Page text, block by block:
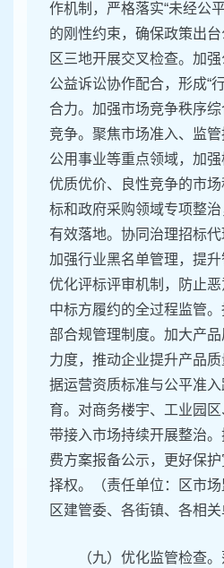
作机制，严格落实“未经公
的刚性约束，确保政策出
区三地开展交叉检查。加
公益诉讼协作配合，形成“
合力。加强市场竞争秩序
竞争。聚焦市场准入、监
公用事业等重点领域，加
优质优价、良性竞争的市
标和政府采购领域专项整
有效落地。协同治理招标代
加强行业黑名单管理，提升
优化评标评审机制，防止
中标方履约的全过程监管
部合规管理制度。加大产
力度，推动企业提升产品
据运营资质标准与公平准
育。对商务楼宇、工业园
带接入市场持续开展整治
费方案报备公示，更好保
择权。（责任单位：区市场
区建管委、各街镇、各相关
（九）优化监管检查